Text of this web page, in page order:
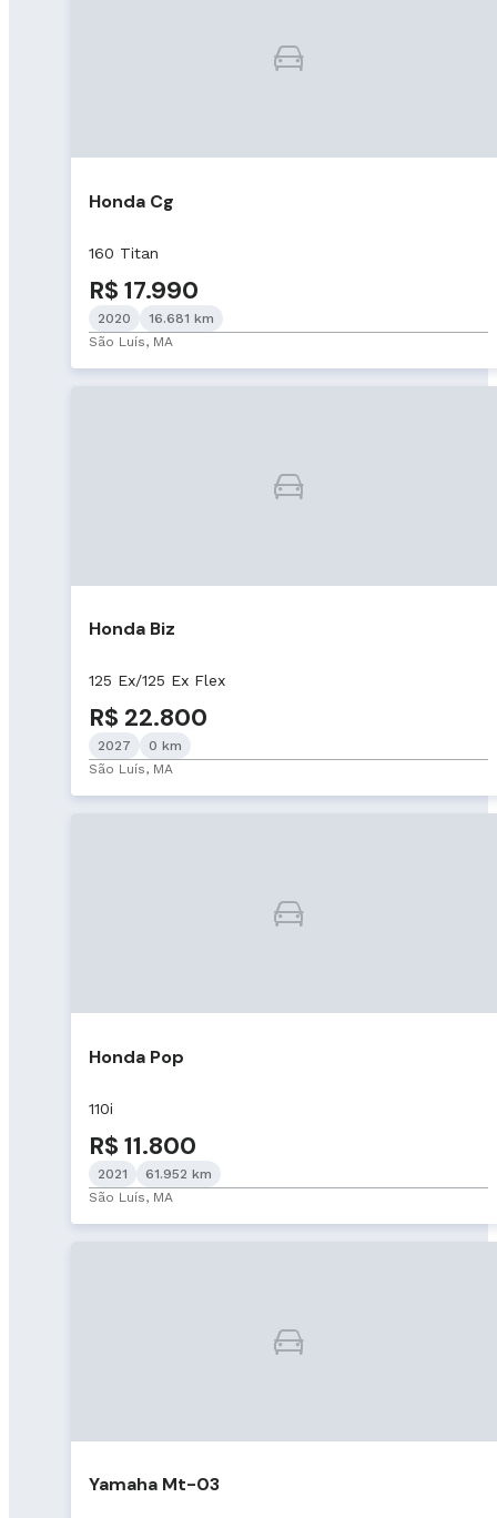
Honda Cg
160 Titan
R$ 17.990
2020
16.681 km
São Luís, MA
Honda Biz
125 Ex/125 Ex Flex
R$ 22.800
2027
0 km
São Luís, MA
Honda Pop
110i
R$ 11.800
2021
61.952 km
São Luís, MA
Yamaha Mt-03